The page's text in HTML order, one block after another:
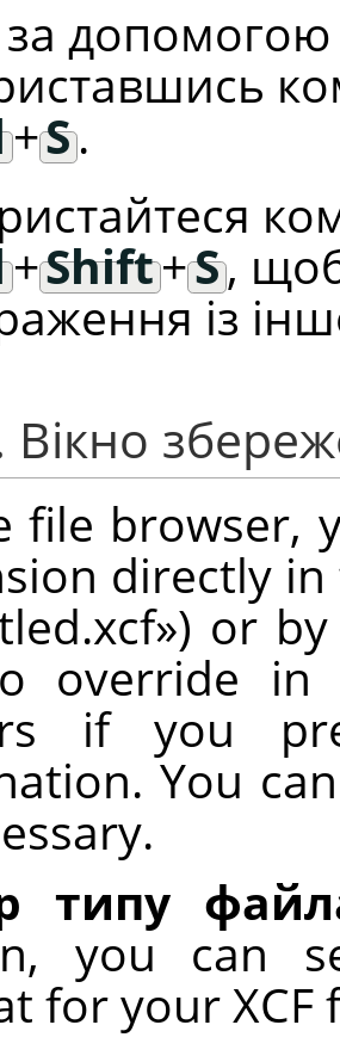
допомогою
+S.
+Shift+S,
із
Вікно
file browser,
directly
») or by
override in
if you
You
типу
you can
for your XCF